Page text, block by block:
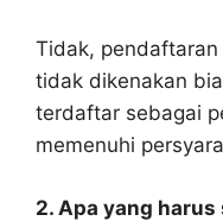
Tidak,
tidak dikenakan
terdaftar sebagai
memenuhi
2. Apa yang